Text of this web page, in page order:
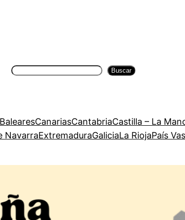
Buscar Buscar
CanariasCantabriaCastilla – La
NavarraExtremaduraGaliciaLa RiojaPaís